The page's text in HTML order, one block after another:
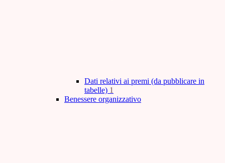
Dati relativi ai premi (da pubblicare in
tabelle) 1
Benessere organizzativo